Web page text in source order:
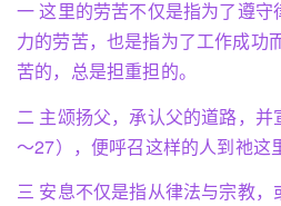
一 这里的劳苦不仅是指为了遵
力的劳苦，也是指为了工作成功
苦的，总是担重担的。
二 主颂扬父，承认父的道路，
～27），便呼召这样的人到祂这
三 安息不仅是指从律法与宗教